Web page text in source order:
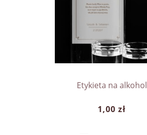
Etykieta na alkohol
1,00 zł